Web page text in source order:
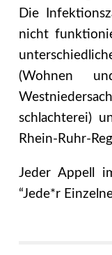
Die
nicht
(Wohnen
schlachterei)
Rhein-Ruhr-
Jeder Appell
“Jede*r